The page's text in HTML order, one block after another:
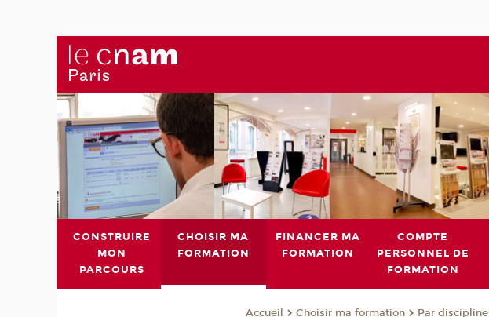
CONSTRUIRE
MON
PARCOURS
CHOISIR MA
FORMATION
FINANCER MA
FORMATION
COMPTE
PERSONNEL DE
FORMATION
Accueil Choisir ma formation Par discipline